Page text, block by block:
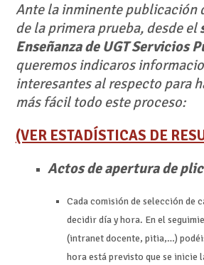
Ante la inminente publicación
de la primera prueba, desde el
Enseñanza de UGT Servicios
queremos indicaros
interesantes al respecto para
más fácil todo este proceso:
(VER ESTADÍSTICAS DE
Actos de apertura de
Cada comisión de selección de
decidir día y hora. En el
(intranet docente, pitia,…)
hora está previsto que se inicie